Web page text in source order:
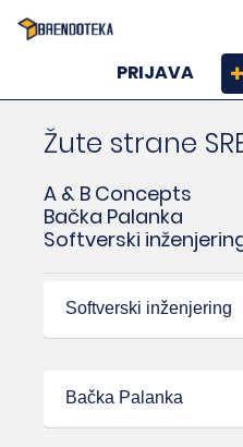
PRIJAVA
Žute strane
A & B Concepts
Bačka Palanka
Softverski
Softverski inženjering
Bačka Palanka